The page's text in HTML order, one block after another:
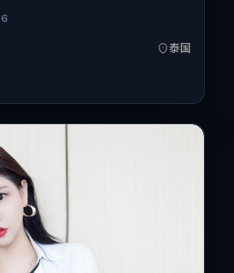
长102分钟；适合关注现实质感与
泰国